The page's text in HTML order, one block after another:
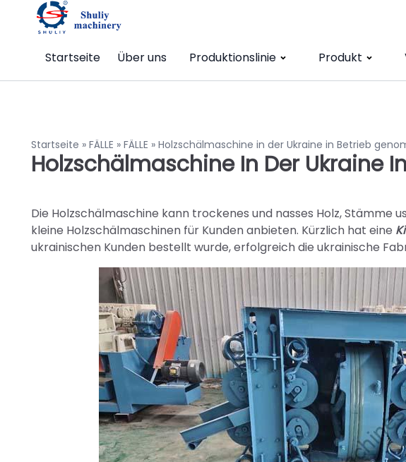
Startseite Über uns Produktionslinie Produkt
Startseite » FÄLLE » FÄLLE » Holzschälmaschine in der Ukraine in Betrieb
Holzschälmaschine In Der Ukraine
Die Holzschälmaschine kann trockenes und nasses Holz, Stämme
kleine Holzschälmaschinen für Kunden anbieten. Kürzlich hat eine
ukrainischen Kunden bestellt wurde, erfolgreich die ukrainische